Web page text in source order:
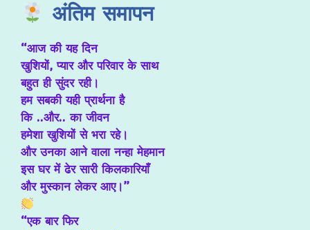
अंतिम समापन
“आज की यह दिन
खुशियों, प्यार और परिवार के साथ
बहुत ही सुंदर रही।
हम सबकी यही प्रार्थना है
कि ..और.. का जीवन
हमेशा खुशियों से भरा रहे।
और उनका आने वाला नन्हा मेहमान
इस घर में ढेर सारी किलकारियाँ
और मुस्कान लेकर आए।”
“एक बार फिर